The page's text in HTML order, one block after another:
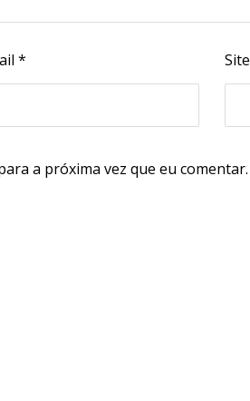
* Site
a próxima vez que eu comentar.